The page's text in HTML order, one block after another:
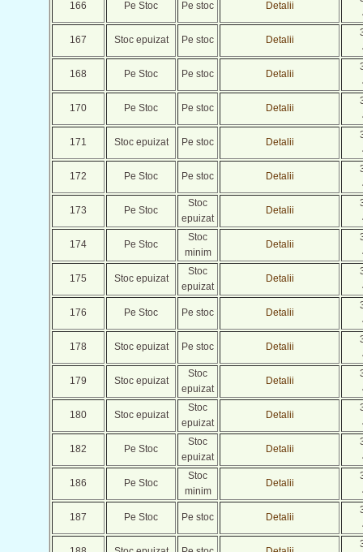
166 Pe Stoc Pe stoc Detalii
167 Stoc epuizat Pe stoc Detalii
168 Pe Stoc Pe stoc Detalii
170 Pe Stoc Pe stoc Detalii
171 Stoc epuizat Pe stoc Detalii
172 Pe Stoc Pe stoc Detalii
173 Pe Stoc
Stoc
epuizat
Detalii
174 Pe Stoc
Stoc
minim
Detalii
175 Stoc epuizat
Stoc
epuizat
Detalii
176 Pe Stoc Pe stoc Detalii
178 Stoc epuizat Pe stoc Detalii
179 Stoc epuizat
Stoc
epuizat
Detalii
180 Stoc epuizat
Stoc
epuizat
Detalii
182 Pe Stoc
Stoc
epuizat
Detalii
186 Pe Stoc
Stoc
minim
Detalii
187 Pe Stoc Pe stoc Detalii